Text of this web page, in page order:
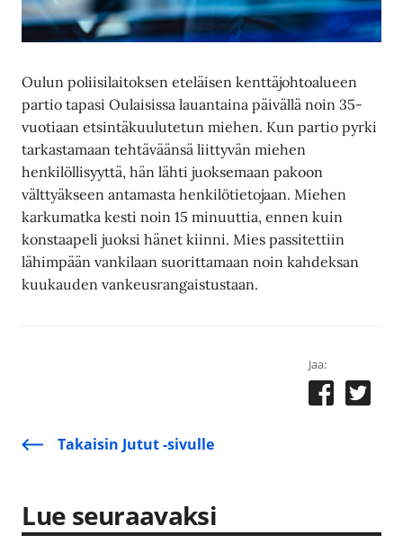
Oulun poliisilaitoksen eteläisen kenttäjohtoalueen
partio tapasi Oulaisissa lauantaina päivällä noin 35-
vuotiaan etsintäkuulutetun miehen. Kun partio pyrki
tarkastamaan tehtäväänsä liittyvän miehen
henkilöllisyyttä, hän lähti juoksemaan pakoon
välttyäkseen antamasta henkilötietojaan. Miehen
karkumatka kesti noin 15 minuuttia, ennen kuin
konstaapeli juoksi hänet kiinni. Mies passitettiin
lähimpään vankilaan suorittamaan noin kahdeksan
kuukauden vankeusrangaistustaan.
Jaa:
Takaisin Jutut -sivulle
Lue seuraavaksi